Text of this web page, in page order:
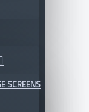
SCREENS